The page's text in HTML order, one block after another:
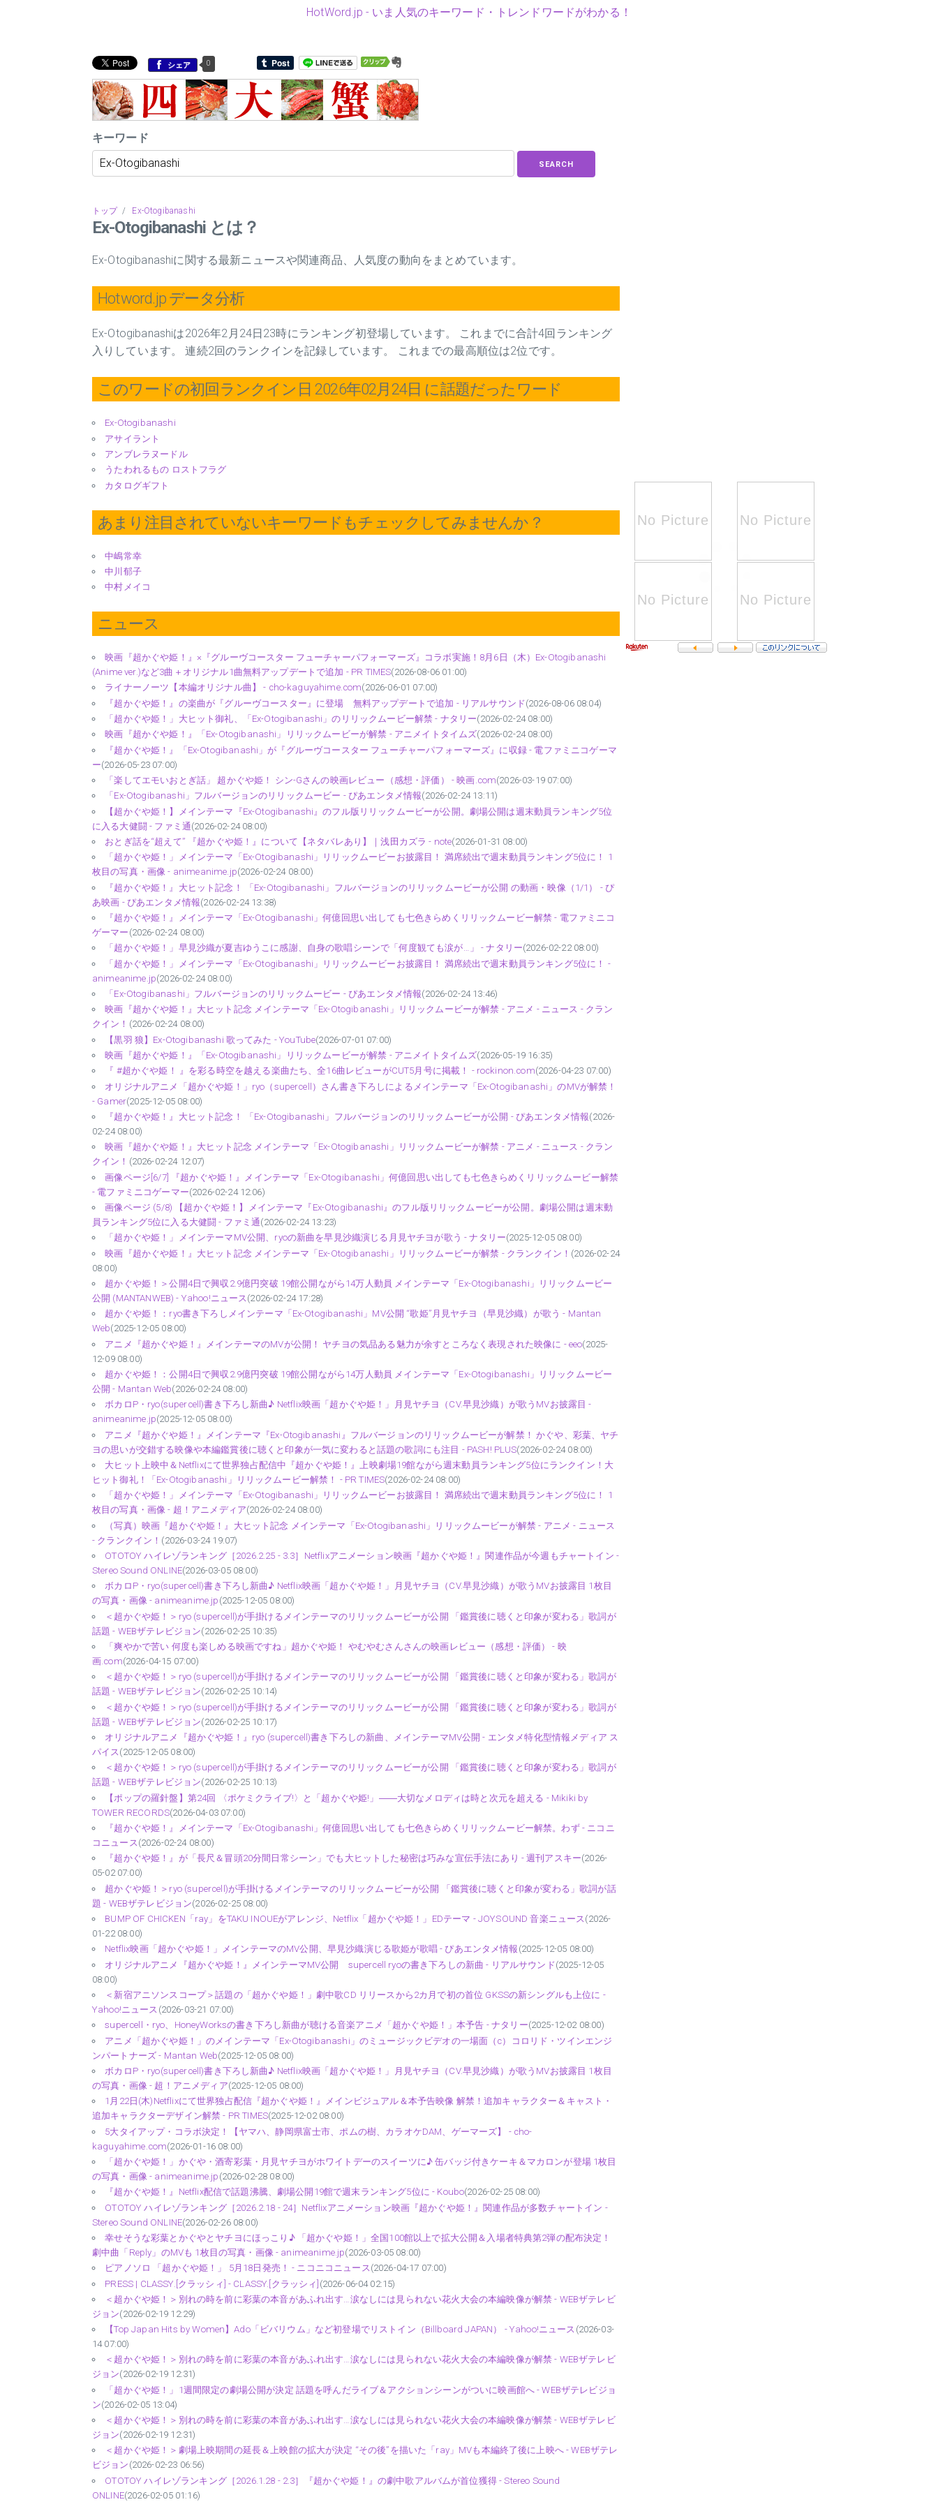
HotWord.jp - いま人気のキーワード・トレンドワードがわかる！
シェア 0
キーワード
SEARCH
トップ/ Ex-Otogibanashi
Ex-Otogibanashi とは？
Ex-Otogibanashiに関する最新ニュースや関連商品、人気度の動向をまとめています。
Hotword.jp データ分析
Ex-Otogibanashiは2026年2月24日23時にランキング初登場しています。 これまでに合計4回ランキング
入りしています。 連続2回のランクインを記録しています。 これまでの最高順位は2位です。
このワードの初回ランクイン日 2026年02月24日 に話題だったワード
Ex-Otogibanashi
アサイラント
アンブレラヌードル
うたわれるもの ロストフラグ
カタログギフト
あまり注目されていないキーワードもチェックしてみませんか？
中嶋常幸
中川郁子
中村メイコ
ニュース
映画『超かぐや姫！』×『グルーヴコースター フューチャーパフォーマーズ』コラボ実施！8月6日（木）Ex-Otogibanashi
(Anime ver.)など3曲＋オリジナル1曲無料アップデートで追加 - PR TIMES(2026-08-06 01:00)
ライナーノーツ【本編オリジナル曲】 - cho-kaguyahime.com(2026-06-01 07:00)
『超かぐや姫！』の楽曲が『グルーヴコースター』に登場 無料アップデートで追加 - リアルサウンド(2026-08-06 08:04)
「超かぐや姫！」大ヒット御礼、「Ex-Otogibanashi」のリリックムービー解禁 - ナタリー(2026-02-24 08:00)
映画『超かぐや姫！』「Ex-Otogibanashi」リリックムービーが解禁 - アニメイトタイムズ(2026-02-24 08:00)
『超かぐや姫！』「Ex-Otogibanashi」が『グルーヴコースター フューチャーパフォーマーズ』に収録 - 電ファミニコゲーマ
ー(2026-05-23 07:00)
「楽してエモいおとぎ話」 超かぐや姫！ シン-Gさんの映画レビュー（感想・評価） - 映画.com(2026-03-19 07:00)
「Ex-Otogibanashi」フルバージョンのリリックムービー - ぴあエンタメ情報(2026-02-24 13:11)
【超かぐや姫！】メインテーマ『Ex-Otogibanashi』のフル版リリックムービーが公開。劇場公開は週末動員ランキング5位
に入る大健闘 - ファミ通(2026-02-24 08:00)
おとぎ話を“超えて” 『超かぐや姫！』について【ネタバレあり】｜浅田カズラ - note(2026-01-31 08:00)
「超かぐや姫！」メインテーマ「Ex-Otogibanashi」リリックムービーお披露目！ 満席続出で週末動員ランキング5位に！ 1
枚目の写真・画像 - animeanime.jp(2026-02-24 08:00)
『超かぐや姫！』大ヒット記念！ 「Ex-Otogibanashi」フルバージョンのリリックムービーが公開 の動画・映像（1/1） - ぴ
あ映画 - ぴあエンタメ情報(2026-02-24 13:38)
『超かぐや姫！』メインテーマ「Ex-Otogibanashi」何億回思い出しても七色きらめくリリックムービー解禁 - 電ファミニコ
ゲーマー (2026-02-24 08:00)
「超かぐや姫！」早見沙織が夏吉ゆうこに感謝、自身の歌唱シーンで「何度観ても涙が…」 - ナタリー(2026-02-22 08:00)
「超かぐや姫！」メインテーマ「Ex-Otogibanashi」リリックムービーお披露目！ 満席続出で週末動員ランキング5位に！ -
animeanime.jp(2026-02-24 08:00)
「Ex-Otogibanashi」フルバージョンのリリックムービー - ぴあエンタメ情報(2026-02-24 13:46)
映画『超かぐや姫！』大ヒット記念 メインテーマ「Ex-Otogibanashi」リリックムービーが解禁 - アニメ - ニュース - クラン
クイン！ (2026-02-24 08:00)
【黒羽 狼】Ex-Otogibanashi 歌ってみた - YouTube(2026-07-01 07:00)
映画『超かぐや姫！』「Ex-Otogibanashi」リリックムービーが解禁 - アニメイトタイムズ(2026-05-19 16:35)
『 #超かぐや姫！ 』を彩る時空を越える楽曲たち、全16曲レビューがCUT5月号に掲載！ - rockinon.com(2026-04-23 07:00)
オリジナルアニメ「超かぐや姫！」ryo（supercell）さん書き下ろしによるメインテーマ「Ex-Otogibanashi」のMVが解禁！
- Gamer(2025-12-05 08:00)
『超かぐや姫！』大ヒット記念！ 「Ex-Otogibanashi」フルバージョンのリリックムービーが公開 - ぴあエンタメ情報(2026-
02-24 08:00)
映画『超かぐや姫！』大ヒット記念 メインテーマ「Ex-Otogibanashi」リリックムービーが解禁 - アニメ - ニュース - クラン
クイン！ (2026-02-24 12:07)
画像ページ[6/7] 『超かぐや姫！』メインテーマ「Ex-Otogibanashi」何億回思い出しても七色きらめくリリックムービー解禁
- 電ファミニコゲーマー(2026-02-24 12:06)
画像ページ (5/8) 【超かぐや姫！】メインテーマ『Ex-Otogibanashi』のフル版リリックムービーが公開。劇場公開は週末動
員ランキング5位に入る大健闘 - ファミ通(2026-02-24 13:23)
「超かぐや姫！」メインテーマMV公開、ryoの新曲を早見沙織演じる月見ヤチヨが歌う - ナタリー(2025-12-05 08:00)
映画『超かぐや姫！』大ヒット記念 メインテーマ「Ex-Otogibanashi」リリックムービーが解禁 - クランクイン！ (2026-02-24
08:00)
超かぐや姫！＞公開4日で興収2.9億円突破 19館公開ながら14万人動員 メインテーマ「Ex-Otogibanashi」リリックムービー
公開 (MANTANWEB) - Yahoo!ニュース(2026-02-24 17:28)
超かぐや姫！：ryo書き下ろしメインテーマ「Ex-Otogibanashi」MV公開 “歌姫”月見ヤチヨ（早見沙織）が歌う - Mantan
Web(2025-12-05 08:00)
アニメ『超かぐや姫！』メインテーマのMVが公開！ ヤチヨの気品ある魅力が余すところなく表現された映像に - eeo(2025-
12-09 08:00)
超かぐや姫！：公開4日で興収2.9億円突破 19館公開ながら14万人動員 メインテーマ「Ex-Otogibanashi」リリックムービー
公開 - Mantan Web(2026-02-24 08:00)
ボカロP・ryo(supercell)書き下ろし新曲♪ Netflix映画「超かぐや姫！」月見ヤチヨ（CV.早見沙織）が歌うMVお披露目 -
animeanime.jp(2025-12-05 08:00)
アニメ『超かぐや姫！』メインテーマ『Ex-Otogibanashi』フルバージョンのリリックムービーが解禁！ かぐや、彩葉、ヤチ
ヨの思いが交錯する映像や本編鑑賞後に聴くと印象が一気に変わると話題の歌詞にも注目 - PASH! PLUS(2026-02-24 08:00)
大ヒット上映中＆Netflixにて世界独占配信中『超かぐや姫！』上映劇場19館ながら週末動員ランキング5位にランクイン！大
ヒット御礼！「Ex-Otogibanashi」リリックムービー解禁！ - PR TIMES(2026-02-24 08:00)
「超かぐや姫！」メインテーマ「Ex-Otogibanashi」リリックムービーお披露目！ 満席続出で週末動員ランキング5位に！ 1
枚目の写真・画像 - 超！アニメディア(2026-02-24 08:00)
（写真）映画『超かぐや姫！』大ヒット記念 メインテーマ「Ex-Otogibanashi」リリックムービーが解禁 - アニメ - ニュース
- クランクイン！ (2026-03-24 19:07)
OTOTOY ハイレゾランキング［2026.2.25 - 3.3］Netflixアニメーション映画『超かぐや姫！』関連作品が今週もチャートイン -
Stereo Sound ONLINE(2026-03-05 08:00)
ボカロP・ryo(supercell)書き下ろし新曲♪ Netflix映画「超かぐや姫！」月見ヤチヨ（CV.早見沙織）が歌うMVお披露目 1枚目
の写真・画像 - animeanime.jp (2025-12-05 08:00)
＜超かぐや姫！＞ryo (supercell)が手掛けるメインテーマのリリックムービーが公開 「鑑賞後に聴くと印象が変わる」歌詞が
話題 - WEBザテレビジョン(2026-02-25 10:35)
「爽やかで苦い 何度も楽しめる映画ですね」超かぐや姫！ やむやむさんさんの映画レビュー（感想・評価） - 映
画.com(2026-04-15 07:00)
＜超かぐや姫！＞ryo (supercell)が手掛けるメインテーマのリリックムービーが公開 「鑑賞後に聴くと印象が変わる」歌詞が
話題 - WEBザテレビジョン(2026-02-25 10:14)
＜超かぐや姫！＞ryo (supercell)が手掛けるメインテーマのリリックムービーが公開 「鑑賞後に聴くと印象が変わる」歌詞が
話題 - WEBザテレビジョン(2026-02-25 10:17)
オリジナルアニメ『超かぐや姫！』ryo (supercell)書き下ろしの新曲、メインテーマMV公開 - エンタメ特化型情報メディア ス
パイス (2025-12-05 08:00)
＜超かぐや姫！＞ryo (supercell)が手掛けるメインテーマのリリックムービーが公開 「鑑賞後に聴くと印象が変わる」歌詞が
話題 - WEBザテレビジョン(2026-02-25 10:13)
【ポップの羅針盤】第24回 〈ポケミクライブ!〉と「超かぐや姫!」――大切なメロディは時と次元を超える - Mikiki by
TOWER RECORDS(2026-04-03 07:00)
『超かぐや姫！』メインテーマ「Ex-Otogibanashi」何億回思い出しても七色きらめくリリックムービー解禁。わず - ニコニ
コニュース (2026-02-24 08:00)
『超かぐや姫！』が「長尺＆冒頭20分間日常シーン」でも大ヒットした秘密は巧みな宣伝手法にあり - 週刊アスキー(2026-
05-02 07:00)
超かぐや姫！＞ryo (supercell)が手掛けるメインテーマのリリックムービーが公開 「鑑賞後に聴くと印象が変わる」歌詞が話
題 - WEBザテレビジョン(2026-02-25 08:00)
BUMP OF CHICKEN「ray」をTAKU INOUEがアレンジ、Netflix「超かぐや姫！」EDテーマ - JOYSOUND 音楽ニュース (2026-
01-22 08:00)
Netflix映画「超かぐや姫！」メインテーマのMV公開、早見沙織演じる歌姫が歌唱 - ぴあエンタメ情報 (2025-12-05 08:00)
オリジナルアニメ『超かぐや姫！』メインテーマMV公開 supercell ryoの書き下ろしの新曲 - リアルサウンド(2025-12-05
08:00)
＜新宿アニソンスコープ＞話題の「超かぐや姫！」劇中歌CD リリースから2カ月で初の首位 GKSSの新シングルも上位に -
Yahoo!ニュース (2026-03-21 07:00)
supercell・ryo、HoneyWorksの書き下ろし新曲が聴ける音楽アニメ「超かぐや姫！」本予告 - ナタリー(2025-12-02 08:00)
アニメ「超かぐや姫！」のメインテーマ「Ex-Otogibanashi」のミュージックビデオの一場面（c）コロリド・ツインエンジ
ンパートナーズ - Mantan Web(2025-12-05 08:00)
ボカロP・ryo(supercell)書き下ろし新曲♪ Netflix映画「超かぐや姫！」月見ヤチヨ（CV.早見沙織）が歌うMVお披露目 1枚目
の写真・画像 - 超！アニメディア(2025-12-05 08:00)
1月22日(木)Netflixにて世界独占配信『超かぐや姫！』メインビジュアル＆本予告映像 解禁！追加キャラクター＆キャスト・
追加キャラクターデザイン解禁 - PR TIMES(2025-12-02 08:00)
5大タイアップ・コラボ決定！【ヤマハ、静岡県富士市、ポムの樹、カラオケDAM、ゲーマーズ】 - cho-
kaguyahime.com(2026-01-16 08:00)
「超かぐや姫！」かぐや・酒寄彩葉・月見ヤチヨがホワイトデーのスイーツに♪ 缶バッジ付きケーキ＆マカロンが登場 1枚目
の写真・画像 - animeanime.jp (2026-02-28 08:00)
『超かぐや姫！』Netflix配信で話題沸騰、劇場公開19館で週末ランキング5位に - Koubo(2026-02-25 08:00)
OTOTOY ハイレゾランキング［2026.2.18 - 24］Netflixアニメーション映画『超かぐや姫！』関連作品が多数チャートイン -
Stereo Sound ONLINE(2026-02-26 08:00)
幸せそうな彩葉とかぐやとヤチヨにほっこり♪ 「超かぐや姫！」全国100館以上で拡大公開＆入場者特典第2弾の配布決定！
劇中曲「Reply」のMVも 1枚目の写真・画像 - animeanime.jp(2026-03-05 08:00)
ピアノソロ 「超かぐや姫！」 5月18日発売！ - ニコニコニュース(2026-04-17 07:00)
PRESS | CLASSY.[クラッシィ] - CLASSY.[クラッシィ] (2026-06-04 02:15)
＜超かぐや姫！＞別れの時を前に彩葉の本音があふれ出す…涙なしには見られない花火大会の本編映像が解禁 - WEBザテレビ
ジョン(2026-02-19 12:29)
【Top Japan Hits by Women】Ado「ビバリウム」など初登場でリストイン（Billboard JAPAN） - Yahoo!ニュース (2026-03-
14 07:00)
＜超かぐや姫！＞別れの時を前に彩葉の本音があふれ出す…涙なしには見られない花火大会の本編映像が解禁 - WEBザテレビ
ジョン(2026-02-19 12:31)
「超かぐや姫！」1週間限定の劇場公開が決定 話題を呼んだライブ＆アクションシーンがついに映画館へ - WEBザテレビジョ
ン(2026-02-05 13:04)
＜超かぐや姫！＞別れの時を前に彩葉の本音があふれ出す…涙なしには見られない花火大会の本編映像が解禁 - WEBザテレビ
ジョン(2026-02-19 12:31)
＜超かぐや姫！＞劇場上映期間の延長＆上映館の拡大が決定 “その後”を描いた「ray」MVも本編終了後に上映へ - WEBザテレ
ビジョン (2026-02-23 06:56)
OTOTOY ハイレゾランキング［2026.1.28 - 2.3］『超かぐや姫！』の劇中歌アルバムが首位獲得 - Stereo Sound
ONLINE(2026-02-05 01:16)